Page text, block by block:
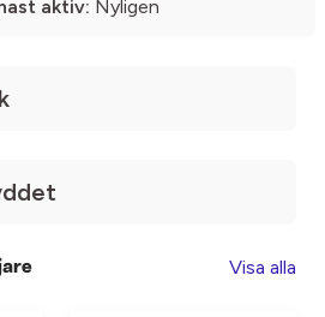
aktiv: Nyligen
Visa alla